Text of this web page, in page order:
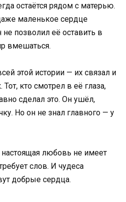
остаётся рядом с матерью.
маленькое сердце
позволил её оставить в
вмешаться.
этой истории — их связал и
кто смотрел в её глаза,
сделал это. Он ушёл,
Но он не знал главного — у
любовь не имеет
слов. И чудеса
добрые сердца.